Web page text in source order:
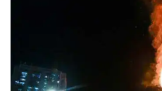
客
论
的
我